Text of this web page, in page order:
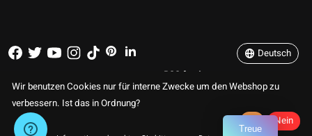
RSS feed
Deutsch
Wir benutzen Cookies nur für interne Zwecke um den Webshop zu
verbessern. Ist das in Ordnung?
Nein
Treue